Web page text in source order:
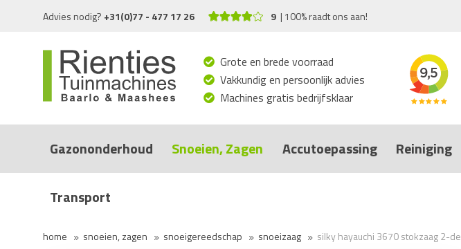
Advies nodig? +31(0)77 - 477 17 26 9 100% raadt ons aan!
Grote en brede voorraad
Vakkundig en persoonlijk advies
Machines gratis bedrijfsklaar
Gazononderhoud Snoeien, Zagen Accutoepassing Reiniging
Transport
home snoeien, zagen snoeigereedschap snoeizaag silky hayauchi 3670 stokzaag 2-